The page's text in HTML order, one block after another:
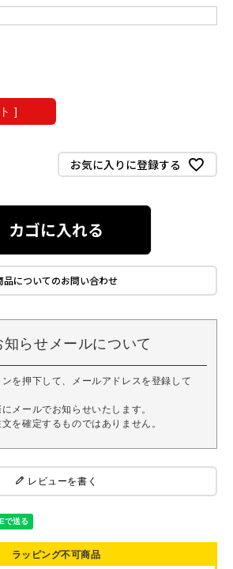
]
お気に入りに登録する
カゴに入れる
品についてのお問い合わせ
知らせメールについて
を押下して、メールアドレスを登録して
メールでお知らせいたします。
を確定するものではありません。
レビューを書く
ラッピング不可商品